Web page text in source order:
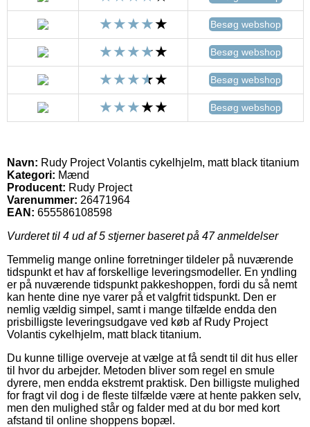
Besøg webshop
Besøg webshop
Besøg webshop
Besøg webshop
Navn: Rudy Project Volantis cykelhjelm, matt black titanium
Kategori: Mænd
Producent: Rudy Project
Varenummer: 26471964
EAN: 655586108598
Vurderet til 4 ud af 5 stjerner baseret på 47anmeldelser
Temmelig mange online forretninger tildeler på nuværende
tidspunkt et hav af forskellige leveringsmodeller. En yndling
er på nuværende tidspunkt pakkeshoppen, fordi du så nemt
kan hente dine nye varer på et valgfrit tidspunkt. Den er
nemlig vældig simpel, samt i mange tilfælde endda den
prisbilligste leveringsudgave ved køb af Rudy Project
Volantis cykelhjelm, matt black titanium.
Du kunne tillige overveje at vælge at få sendt til dit hus eller
til hvor du arbejder. Metoden bliver som regel en smule
dyrere, men endda ekstremt praktisk. Den billigste mulighed
for fragt vil dog i de fleste tilfælde være at hente pakken selv,
men den mulighed står og falder med at du bor med kort
afstand til online shoppens bopæl.